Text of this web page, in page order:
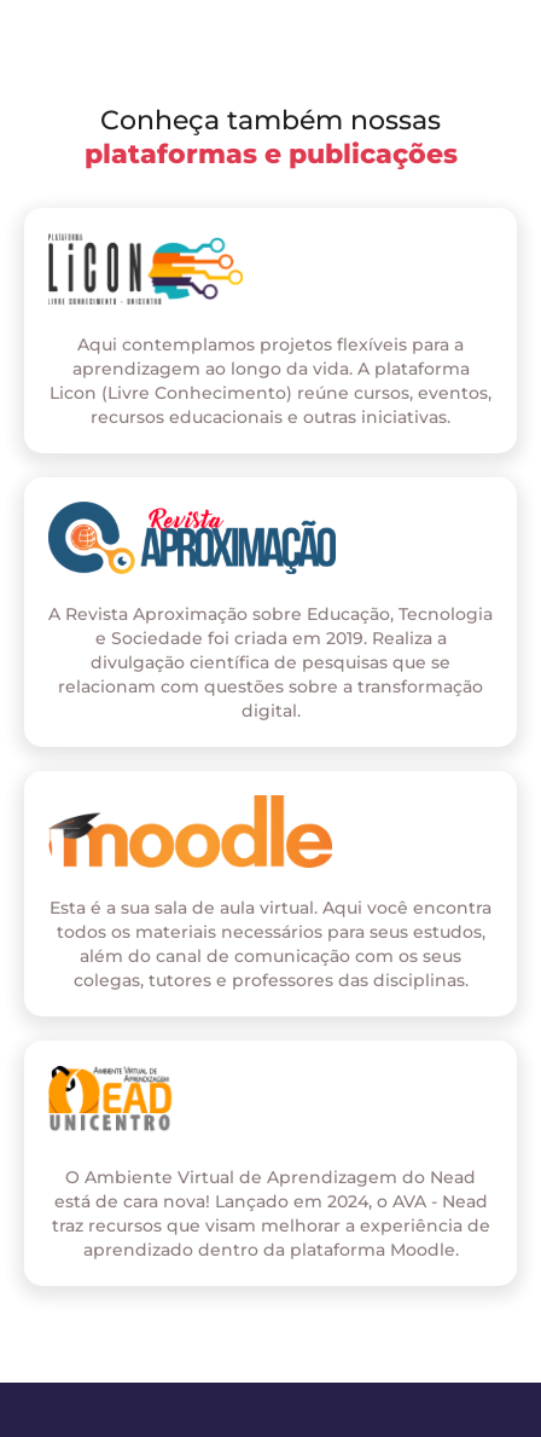
Conheça também nossas
plataformas e publicações
Aqui contemplamos projetos flexíveis para a
aprendizagem ao longo da vida. A plataforma
Licon (Livre Conhecimento) reúne cursos, eventos,
recursos educacionais e outras iniciativas.
A Revista Aproximação sobre Educação, Tecnologia
e Sociedade foi criada em 2019. Realiza a
divulgação científica de pesquisas que se
relacionam com questões sobre a transformação
digital.
Esta é a sua sala de aula virtual. Aqui você encontra
todos os materiais necessários para seus estudos,
além do canal de comunicação com os seus
colegas, tutores e professores das disciplinas.
O Ambiente Virtual de Aprendizagem do Nead
está de cara nova! Lançado em 2024, o AVA - Nead
traz recursos que visam melhorar a experiência de
aprendizado dentro da plataforma Moodle.